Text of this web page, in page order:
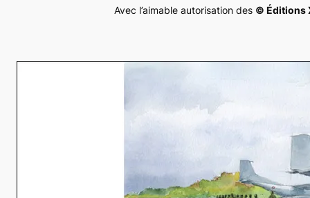
Avec l’aimable autorisation des © Éditions